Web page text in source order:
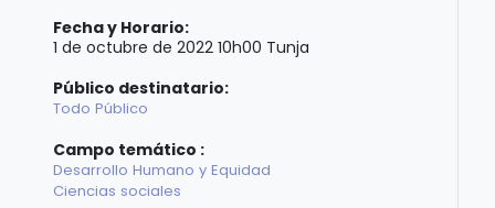
Fecha y Horario:
1 de octubre de 2022 10h00 Tunja
Público destinatario:
Todo Público
Campo temático :
Desarrollo Humano y Equidad
Ciencias sociales